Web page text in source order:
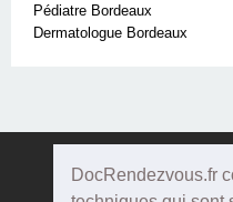
DocRendezvous.fr
Pédiatre Bordeaux
Dermatologue Bordeaux
Doc